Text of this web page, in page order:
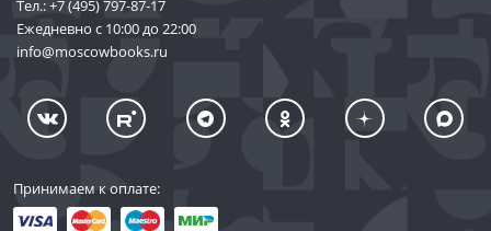
Тел.:+7 (495) 797-87-17
Ежедневно с 10:00 до 22:00
info@moscowbooks.ru
Принимаем к оплате: